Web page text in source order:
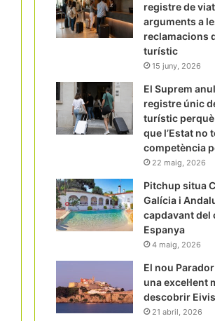
registre de
arguments a
reclamacions
turístic
15 juny, 2026
El Suprem
registre únic
turístic
que l’Estat no
competència
22 maig, 2026
Pitchup situa
Galícia i
capdavant del
Espanya
4 maig, 2026
El nou
una excel·lent
descobrir
21 abril, 2026